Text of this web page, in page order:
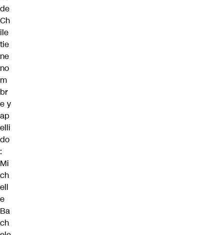
de
Ch
ile
tie
ne
no
m
br
e y
ap
elli
do
:
Mi
ch
ell
e
Ba
ch